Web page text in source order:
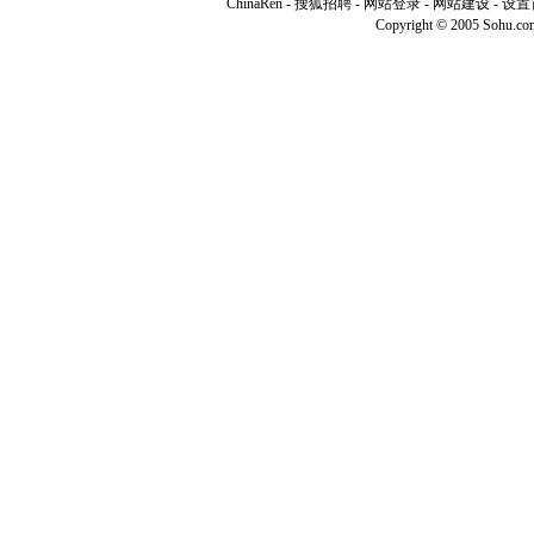
ChinaRen - 搜狐招聘 - 网站登录 - 网站建设 - 设置
Copyright © 2005